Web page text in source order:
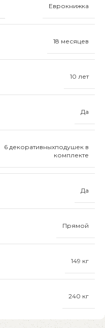
Еврокнижка
18 месяцев
10 лет
Да
6 декоративныxподушек в
комплекте
Да
Прямой
149 кг
240 кг